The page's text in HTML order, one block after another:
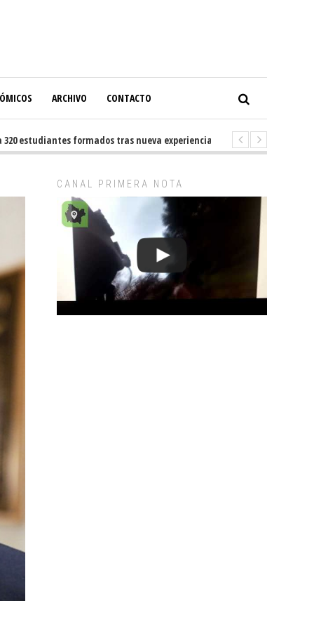
ARCHIVO CONTACTO
estudiantes formados tras nueva experiencia internacional en Buenos
CANAL PRIMERA NOTA